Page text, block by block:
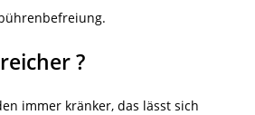
?
immer kränker, das lässt sich